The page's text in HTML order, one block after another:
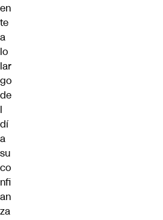
en
te
a
lo
lar
go
de
l
dí
a
su
co
nfi
an
za